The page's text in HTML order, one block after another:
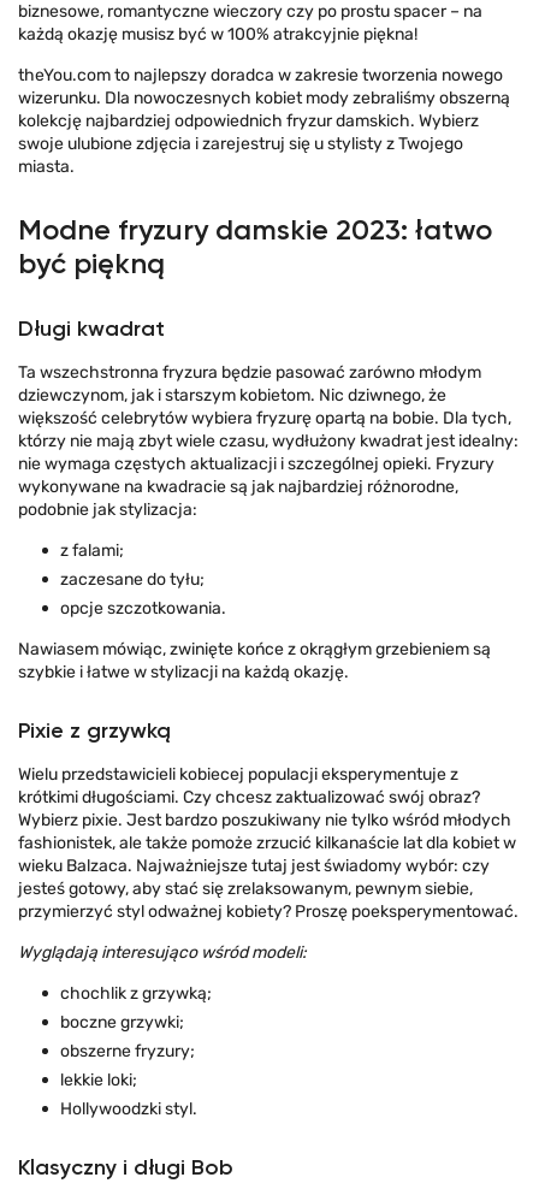
biznesowe, romantyczne wieczory czy po prostu spacer – na
każdą okazję musisz być w 100% atrakcyjnie piękna!
theYou.com to najlepszy doradca w zakresie tworzenia nowego
wizerunku. Dla nowoczesnych kobiet mody zebraliśmy obszerną
kolekcję najbardziej odpowiednich fryzur damskich. Wybierz
swoje ulubione zdjęcia i zarejestruj się u stylisty z Twojego
miasta.
Modne fryzury damskie 2023: łatwo
być piękną
Długi kwadrat
Ta wszechstronna fryzura będzie pasować zarówno młodym
dziewczynom, jak i starszym kobietom. Nic dziwnego, że
większość celebrytów wybiera fryzurę opartą na bobie. Dla tych,
którzy nie mają zbyt wiele czasu, wydłużony kwadrat jest idealny:
nie wymaga częstych aktualizacji i szczególnej opieki. Fryzury
wykonywane na kwadracie są jak najbardziej różnorodne,
podobnie jak stylizacja:
z falami;
zaczesane do tyłu;
opcje szczotkowania.
Nawiasem mówiąc, zwinięte końce z okrągłym grzebieniem są
szybkie i łatwe w stylizacji na każdą okazję.
Pixie z grzywką
Wielu przedstawicieli kobiecej populacji eksperymentuje z
krótkimi długościami. Czy chcesz zaktualizować swój obraz?
Wybierz pixie. Jest bardzo poszukiwany nie tylko wśród młodych
fashionistek, ale także pomoże zrzucić kilkanaście lat dla kobiet w
wieku Balzaca. Najważniejsze tutaj jest świadomy wybór: czy
jesteś gotowy, aby stać się zrelaksowanym, pewnym siebie,
przymierzyć styl odważnej kobiety? Proszę poeksperymentować.
Wyglądają interesująco wśród modeli:
chochlik z grzywką;
boczne grzywki;
obszerne fryzury;
lekkie loki;
Hollywoodzki styl.
Klasyczny i długi Bob